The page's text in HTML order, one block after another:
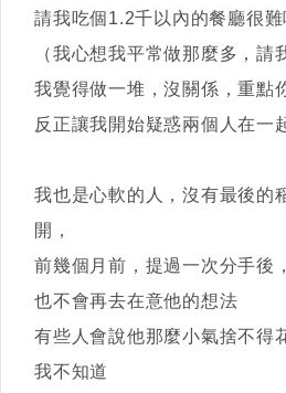
請我吃個1.2千以內的餐廳很難
（我心想我平常做那麼多，請
我覺得做一堆，沒關係，重點
反正讓我開始疑惑兩個人在一
我也是心軟的人，沒有最後的
開，
前幾個月前，提過一次分手後
也不會再去在意他的想法
有些人會說他那麼小氣捨不得
我不知道